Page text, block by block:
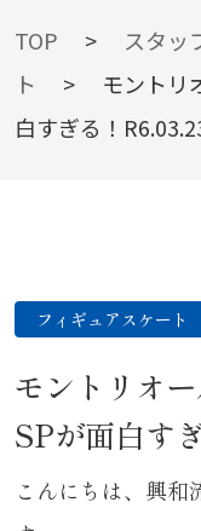
BLOG
スタッフブログ
TOP > スタッ
ト
>
モントリ
白すぎる！
フィギュアスケート
モントリオ
SPが面白す
こんにちは、興